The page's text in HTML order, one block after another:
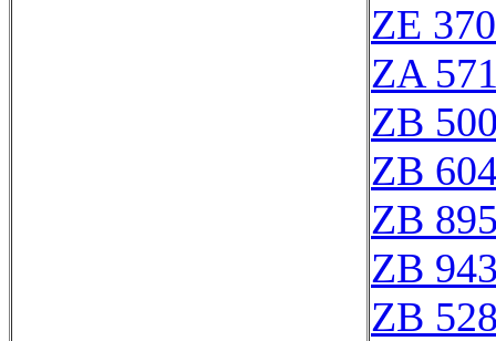
ZE
ZA
ZB
ZB
ZB
ZB
ZB